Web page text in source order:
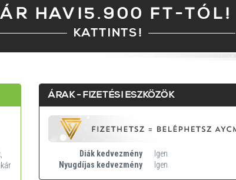
HAVI5.900 FT-TÓL!
KATTINTS!
ÁRAK - FIZETÉSI ESZKÖZÖK
Diák kedvezmény
Igen
Nyugdíjas kedvezmény
Igen